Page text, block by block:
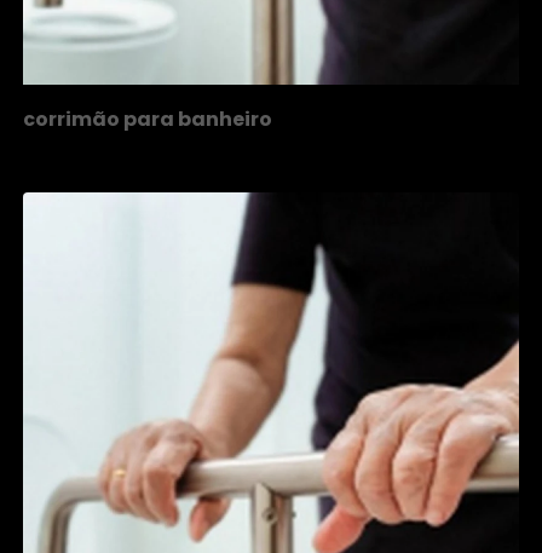
corrimão para banheiro